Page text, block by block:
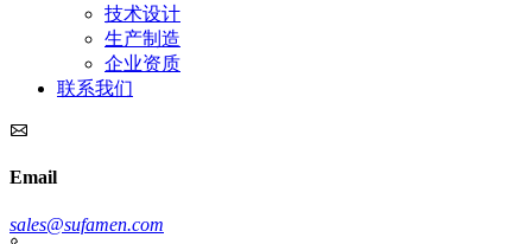
技术设计
生产制造
企业资质
联系我们
Email
sales@sufamen.com